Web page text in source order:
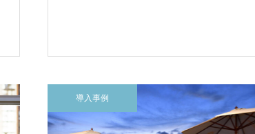
導入事例